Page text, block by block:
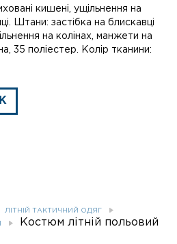
кишені, ущільнення на
Штани: застібка на блискавці
на колінах, манжети на
35 поліестер. Колір тканини:
ЛІТНІЙ ТАКТИЧНИЙ ОДЯГ
Костюм літній польовий